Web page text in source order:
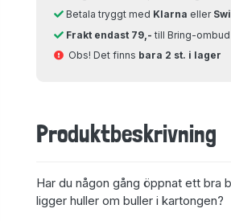
Betala tryggt med Klarna eller
Frakt endast 79,- till Bring-ombud
Obs! Det finns bara 2 st. i lager
Produktbeskrivning
Har du någon gång öppnat ett bra
ligger huller om buller i kartongen?